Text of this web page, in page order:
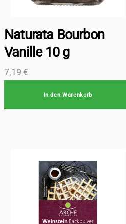
Naturata Bourbon
Vanille 10 g
7,19 €
In den Warenkorb